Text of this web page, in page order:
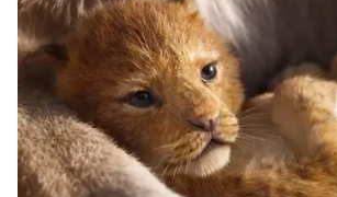
మరోవైపు నేచురల్ స్టార్ నాని (Nani)